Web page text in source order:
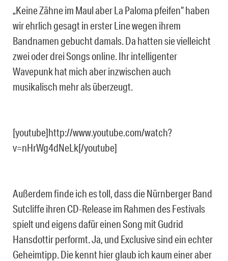
„Keine Zähne im Maul aber La Paloma pfeifen“ haben
wir ehrlich gesagt in erster Line wegen ihrem
Bandnamen gebucht damals. Da hatten sie vielleicht
zwei oder drei Songs online. Ihr intelligenter
Wavepunk hat mich aber inzwischen auch
musikalisch mehr als überzeugt.
[youtube]http://www.youtube.com/watch?
v=nHrWg4dNeLk[/youtube]
Außerdem finde ich es toll, dass die Nürnberger Band
Sutcliffe ihren CD-Release im Rahmen des Festivals
spielt und eigens dafür einen Song mit Gudrid
Hansdottir performt. Ja, und Exclusive sind ein echter
Geheimtipp. Die kennt hier glaub ich kaum einer aber